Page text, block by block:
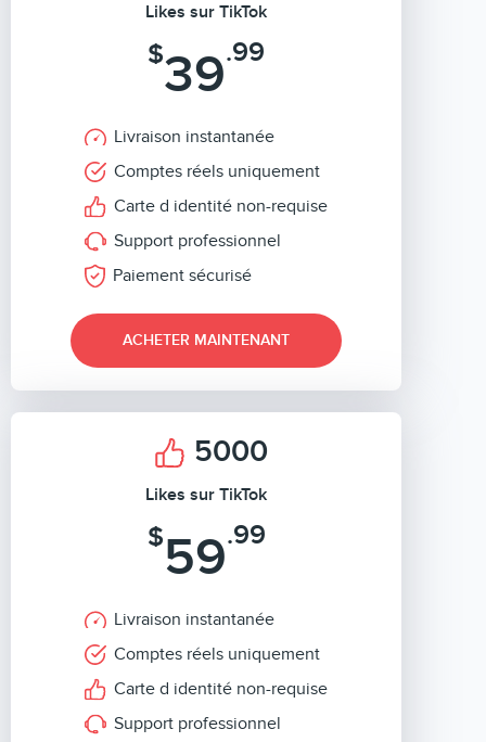
Likes sur TikTok
$39.99
Livraison instantanée
Comptes réels uniquement
Carte d identité non-requise
Support professionnel
Paiement sécurisé
ACHETER MAINTENANT
5000
Likes sur TikTok
$59.99
Livraison instantanée
Comptes réels uniquement
Carte d identité non-requise
Support professionnel